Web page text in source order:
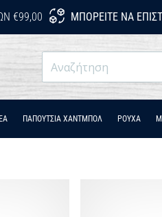
€99,00 ΜΠΟΡΕΊΤΕ ΝΑ
ΠΑΠΟΎΤΣΙΑ ΧΆΝΤΜΠΟΛ ΡΟΎΧΑ